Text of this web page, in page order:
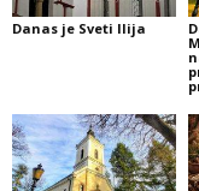
Danas je Sveti Ilija